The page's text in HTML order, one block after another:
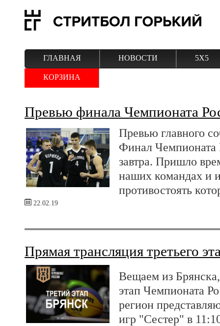
ГЛАВНАЯ НОВОСТИ 5Х5
КОРЗИНА
Превью финала Чемпионата
Превью главного
Финал Чемпионата
завтра. Пришло
наших командах и
противостоять
22.02.19
Прямая трансляция третьего
Вещаем из Брянска,
этап Чемпионата
регион
игр "Сестер" в